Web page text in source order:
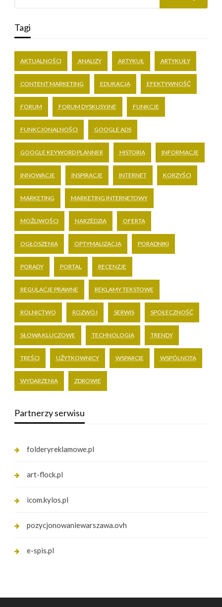
Tagi
AKTUALNOŚCI ANALIZY ARTYKUŁ ARTYKUŁY
CONTENT MARKETING EDUKACJA EFEKTYWNOŚĆ
FORUM FORUM DYSKUSYJNE FUNKCJE
FUNKCJONALNOŚCI GOOGLE ADS
GOOGLE KEYWORD PLANNER HISTORIA INFORMACJE
INNOWACJE INSPIRACJE INTERNET KORZYŚCI
MARKETING MARKETING INTERNETOWY
MOŻLIWOŚCI NARZĘDZIA OFERTA
OGŁOSZENIA OPTYMALIZACJA PORADNIKI
PORADY PORTAL RECENZJE
REGULACJE PRAWNE REKLAMY TEKSTOWE
ROLNICTWO ROZWÓJ SERWIS SPOŁECZNOŚĆ
SŁOWA KLUCZOWE TECHNOLOGIA TRENDY
TREŚCI UŻYTKOWNICY WSPARCIE WSPÓLNOTA
WYDARZENIA ZDROWIE
Partnerzy serwisu
folderyreklamowe.pl
art-flock.pl
icom.kylos.pl
pozycjonowaniewarszawa.ovh
e-spis.pl